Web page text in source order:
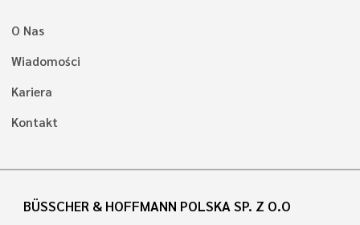
O Nas
Wiadomości
Kariera
Kontakt
BÜSSCHER & HOFFMANN POLSKA SP. Z O.O